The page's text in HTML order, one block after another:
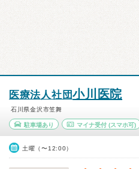
医療法人社団小川医院
石川県金沢市笠舞
駐車場あり マイナ受付(スマホ可)
土曜（〜12:00）